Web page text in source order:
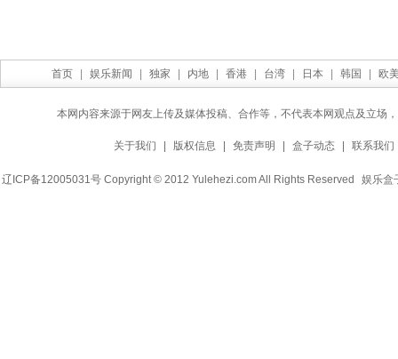
首页 娱乐新闻 独家 内地 香港 台湾 日本 韩国 欧
本网内容来源于网友上传及媒体投稿、合作等，不代表本网观点及立场
关于我们 版权信息 免责声明 盒子动态 联系我们
辽ICP备12005031号 Copyright © 2012 Yulehezi.com All Rights Reserved 娱乐盒